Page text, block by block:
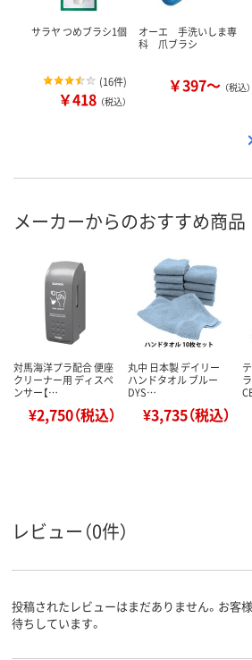
サラヤ つめブラシ1個
(16件)
￥418 （税込）
オーエ 手洗いしま専
科 爪ブラシ
￥397～ （税込）
メーカーからのおすすめ商品
対馬海洋プラ配合 便座
クリーナー用 ディスペ
ンサー【…
¥2,750（税込）
丸中 日本製 デイリー
ハンドタオル ブルー
DYS…
¥3,735（税込）
レビュー（0件）
投稿されたレビューはまだありません。お客
待ちしています。